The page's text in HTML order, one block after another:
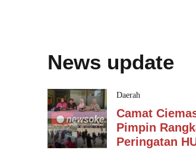
News update
Daerah
Camat
Pimpin
Peringatan